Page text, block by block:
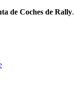
de Coches de Rally.